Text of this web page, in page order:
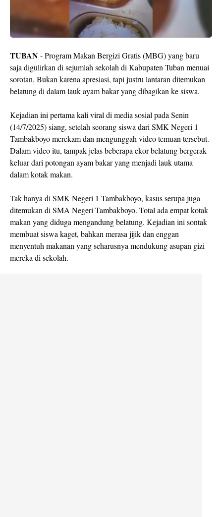
TUBAN- Program Makan Bergizi Gratis (MBG) yang baru
saja digulirkan di sejumlah sekolah di Kabupaten Tuban menuai
sorotan. Bukan karena apresiasi, tapi justru lantaran ditemukan
belatung di dalam lauk ayam bakar yang dibagikan ke siswa.
Kejadian ini pertama kali viral di media sosial pada Senin
(14/7/2025) siang, setelah seorang siswa dari SMK Negeri 1
Tambakboyo merekam dan mengunggah video temuan tersebut.
Dalam video itu, tampak jelas beberapa ekor belatung bergerak
keluar dari potongan ayam bakar yang menjadi lauk utama
dalam kotak makan.
Tak hanya di SMK Negeri 1 Tambakboyo, kasus serupa juga
ditemukan di SMA Negeri Tambakboyo. Total ada empat kotak
makan yang diduga mengandung belatung. Kejadian ini sontak
membuat siswa kaget, bahkan merasa jijik dan enggan
menyentuh makanan yang seharusnya mendukung asupan gizi
mereka di sekolah.